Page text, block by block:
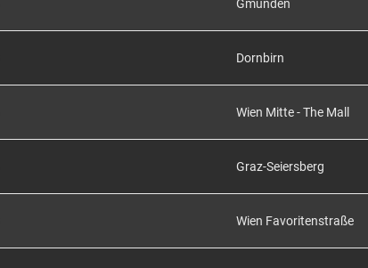
Gmunden
Dornbirn
Wien Mitte - The Mall
Graz-Seiersberg
Wien Favoritenstraße